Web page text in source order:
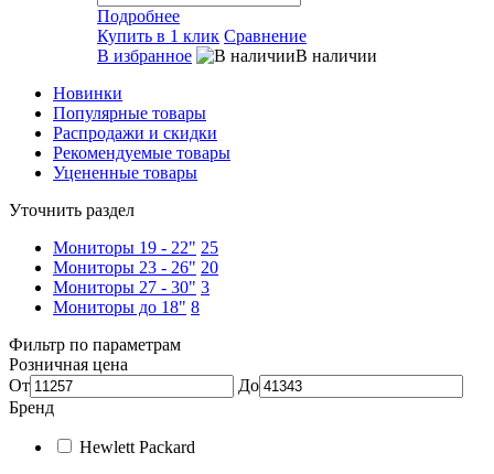
Подробнее
Купить в 1 клик Сравнение
В избранное
В наличии
Новинки
Популярные товары
Распродажи и скидки
Рекомендуемые товары
Уцененные товары
Уточнить раздел
Мониторы 19 - 22" 25
Мониторы 23 - 26" 20
Мониторы 27 - 30" 3
Мониторы до 18" 8
Фильтр по параметрам
Розничная цена
От
До
Бренд
Hewlett Packard